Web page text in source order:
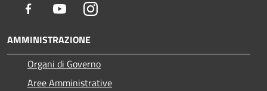
Facebook YoutubeInstagram
AMMINISTRAZIONE
Organi di Governo
Aree Amministrative